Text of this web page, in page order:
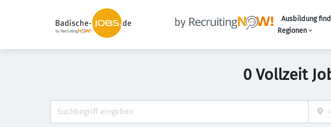
Ausbildung
Regionen
0 Vollzeit